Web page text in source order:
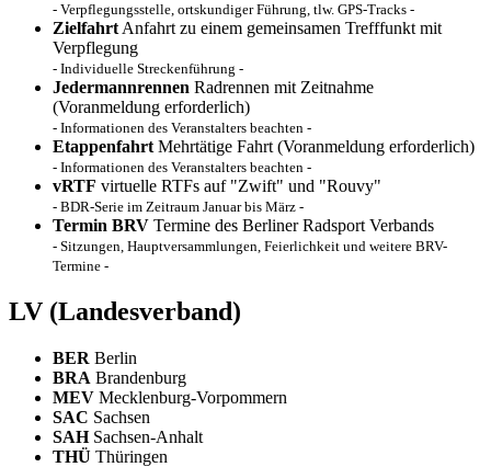
- Verpflegungsstelle, ortskundiger Führung, tlw. GPS-Tracks -
Zielfahrt Anfahrt zu einem gemeinsamen Trefffunkt mit
Verpflegung
- Individuelle Streckenführung -
Jedermannrennen Radrennen mit Zeitnahme
(Voranmeldung erforderlich)
- Informationen des Veranstalters beachten -
Etappenfahrt Mehrtätige Fahrt (Voranmeldung erforderlich)
- Informationen des Veranstalters beachten -
vRTF virtuelle RTFs auf "Zwift" und "Rouvy"
- BDR-Serie im Zeitraum Januar bis März -
Termin BRV Termine des Berliner Radsport Verbands
- Sitzungen, Hauptversammlungen, Feierlichkeit und weitere BRV-
Termine -
LV (Landesverband)
BER Berlin
BRA Brandenburg
MEV Mecklenburg-Vorpommern
SAC Sachsen
SAHSachsen-Anhalt
THÜ Thüringen